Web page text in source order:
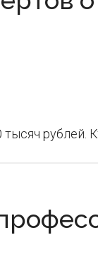
рублей.